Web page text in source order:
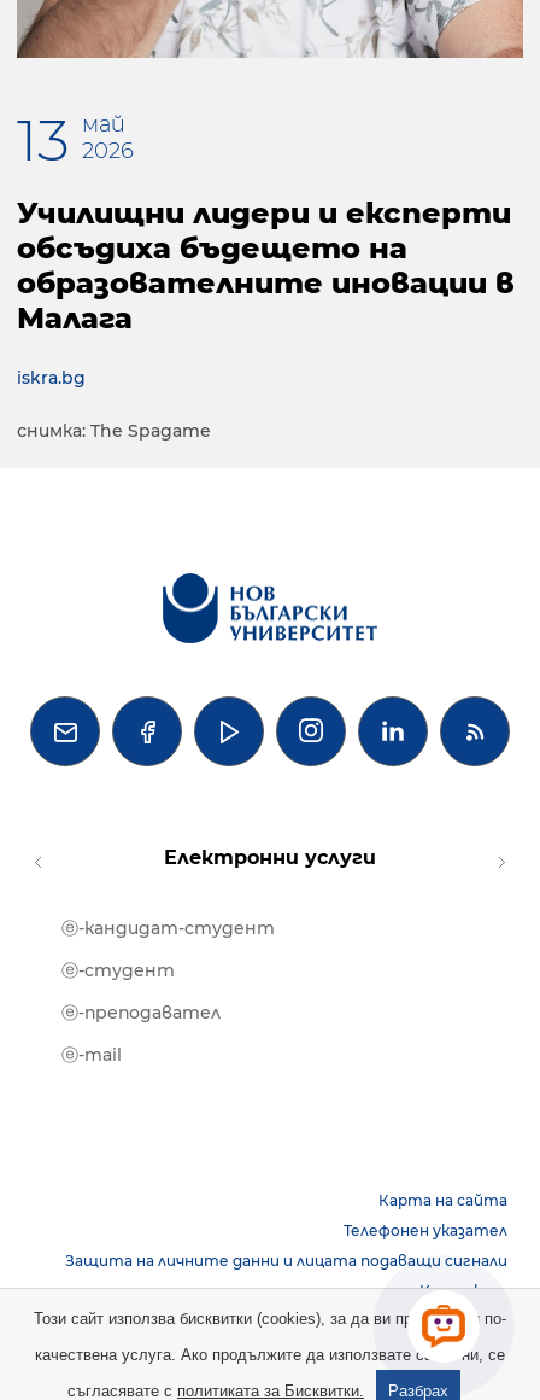
13
май
2026
Училищни лидери и експерти
обсъдиха бъдещето на
образователните иновации в
Малага
iskra.bg
снимка: The Spagame
   
Електронни услуги
ⓔ-кандидат-студент
ⓔ-студент
ⓔ-преподавател
ⓔ-mail
Карта на сайта
Телефонен указател
Защита на личните данни и лицата подаващи сигнали
Контакти
Copyright © 2026 НБУ. Всички права запазени.
Този сайт използва бисквитки (cookies), за да ви предостави по-
качествена услуга. Ако продължите да използвате сайта ни, се
съгласявате с политиката за Бисквитки. Разбрах